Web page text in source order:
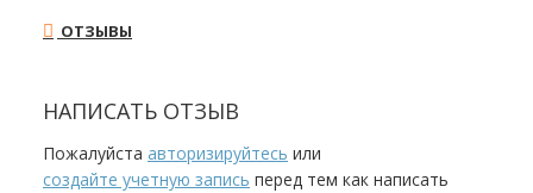
ОТЗЫВЫ
НАПИСАТЬ ОТЗЫВ
Пожалуйста авторизируйтесь или
создайте учетную запись перед тем как написать